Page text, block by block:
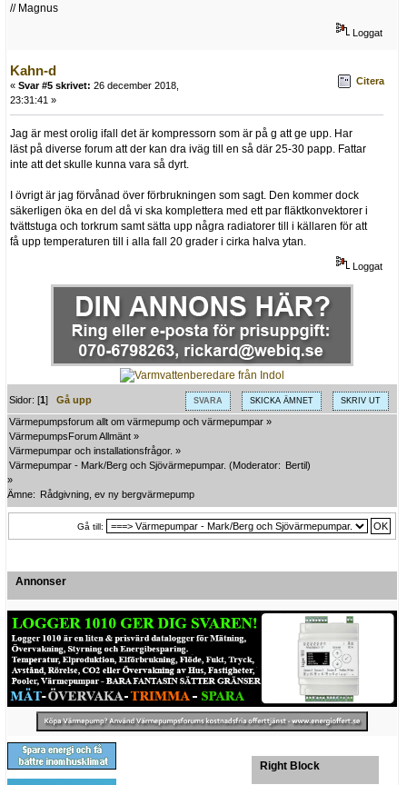
// Magnus
Loggat
Kahn-d
« Svar #5 skrivet: 26 december 2018,
23:31:41 »
Citera
Jag är mest orolig ifall det är kompressorn som är på g att ge upp. Har
läst på diverse forum att der kan dra iväg till en så där 25-30 papp. Fattar
inte att det skulle kunna vara så dyrt.
I övrigt är jag förvånad över förbrukningen som sagt. Den kommer dock
säkerligen öka en del då vi ska komplettera med ett par fläktkonvektorer i
tvättstuga och torkrum samt sätta upp några radiatorer till i källaren för att
få upp temperaturen till i alla fall 20 grader i cirka halva ytan.
Loggat
SVARA SKICKA ÄMNET SKRIV UT
Sidor: [1]Gå upp
Värmepumpsforum allt om värmepump och värmepumpar »
VärmepumpsForum Allmänt »
Värmepumpar och installationsfrågor. »
Värmepumpar - Mark/Berg och Sjövärmepumpar. (Moderator: Bertil)
»
Ämne: Rådgivning, ev ny bergvärmepump
Gå till:
Annonser
Right Block